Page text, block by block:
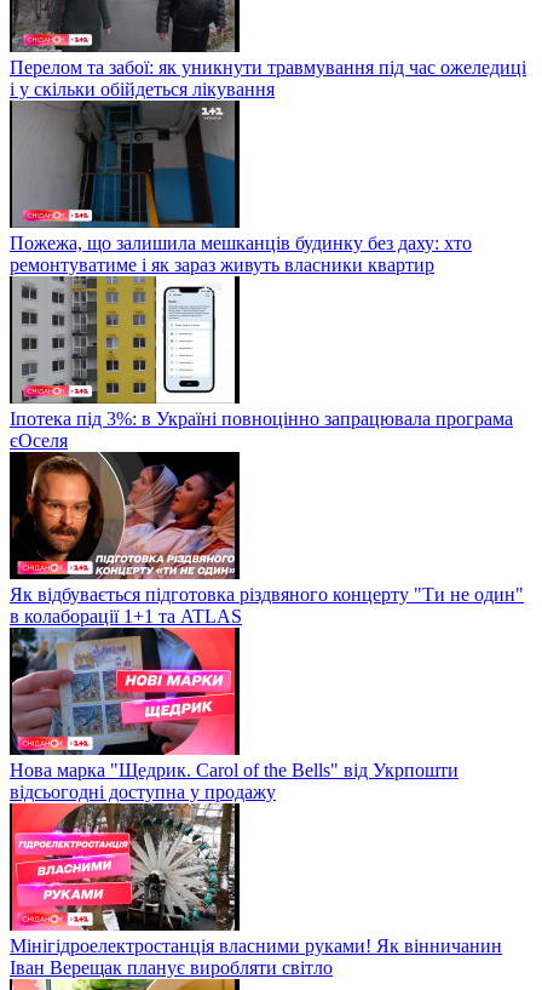
Перелом та забої: як уникнути травмування під час ожеледиці
і у скільки обійдеться лікування
Пожежа, що залишила мешканців будинку без даху: хто
ремонтуватиме і як зараз живуть власники квартир
Іпотека під 3%: в Україні повноцінно запрацювала програма
єОселя
Як відбувається підготовка різдвяного концерту "Ти не один"
в колаборації 1+1 та ATLAS
Нова марка "Щедрик. Carol of the Bells" від Укрпошти
відсьогодні доступна у продажу
Мінігідроелектростанція власними руками! Як вінничанин
Іван Верещак планує виробляти світло